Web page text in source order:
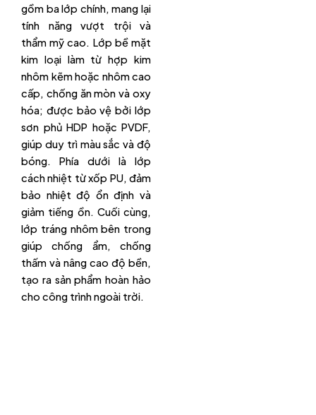
gồm ba lớp chính, mang lại
tính năng vượt trội và
thẩm mỹ cao. Lớp bề mặt
kim loại làm từ hợp kim
nhôm kẽm hoặc nhôm cao
cấp, chống ăn mòn và oxy
hóa; được bảo vệ bởi lớp
sơn phủ HDP hoặc PVDF,
giúp duy trì màu sắc và độ
bóng. Phía dưới là lớp
cách nhiệt từ xốp PU, đảm
bảo nhiệt độ ổn định và
giảm tiếng ồn. Cuối cùng,
lớp tráng nhôm bên trong
giúp chống ẩm, chống
thấm và nâng cao độ bền,
tạo ra sản phẩm hoàn hảo
cho công trình ngoài trời.